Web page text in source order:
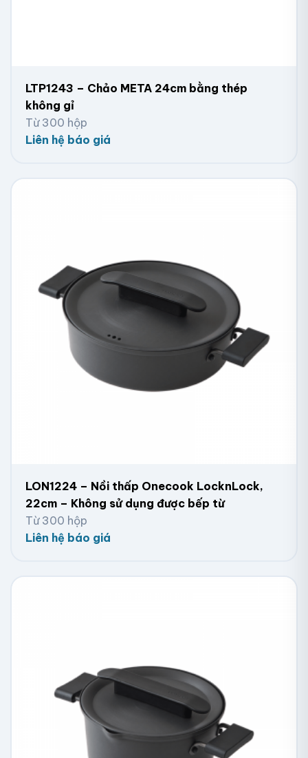
LTP1243 – Chảo META 24cm bằng thép
không gỉ
Từ 300 hộp
Liên hệ báo giá
LON1224 – Nồi thấp Onecook LocknLock,
22cm – Không sử dụng được bếp từ
Từ 300 hộp
Liên hệ báo giá